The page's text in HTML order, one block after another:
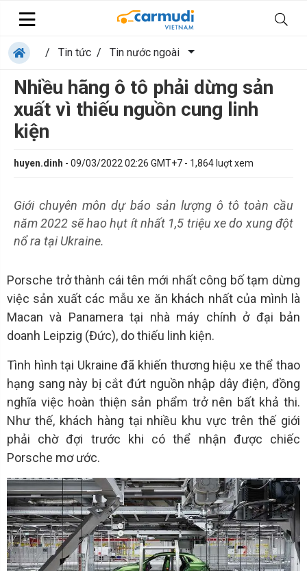
/ Tin tức / Tin nước ngoài
Nhiều hãng ô tô phải dừng sản
xuất vì thiếu nguồn cung linh
kiện
huyen.dinh - 09/03/2022 02:26 GMT+7 - 1,864 luợt xem
Giới chuyên môn dự báo sản lượng ô tô toàn cầu
năm 2022 sẽ hao hụt ít nhất 1,5 triệu xe do xung đột
nổ ra tại Ukraine.
Porsche trở thành cái tên mới nhất công bố tạm dừng
việc sản xuất các mẫu xe ăn khách nhất của mình là
Macan và Panamera tại nhà máy chính ở đại bản
doanh Leipzig (Đức), do thiếu linh kiện.
Tình hình tại Ukraine đã khiến thương hiệu xe thể thao
hạng sang này bị cắt đứt nguồn nhập dây điện, đồng
nghĩa việc hoàn thiện sản phẩm trở nên bất khả thi.
Như thế, khách hàng tại nhiều khu vực trên thế giới
phải chờ đợi trước khi có thể nhận được chiếc
Porsche mơ ước.